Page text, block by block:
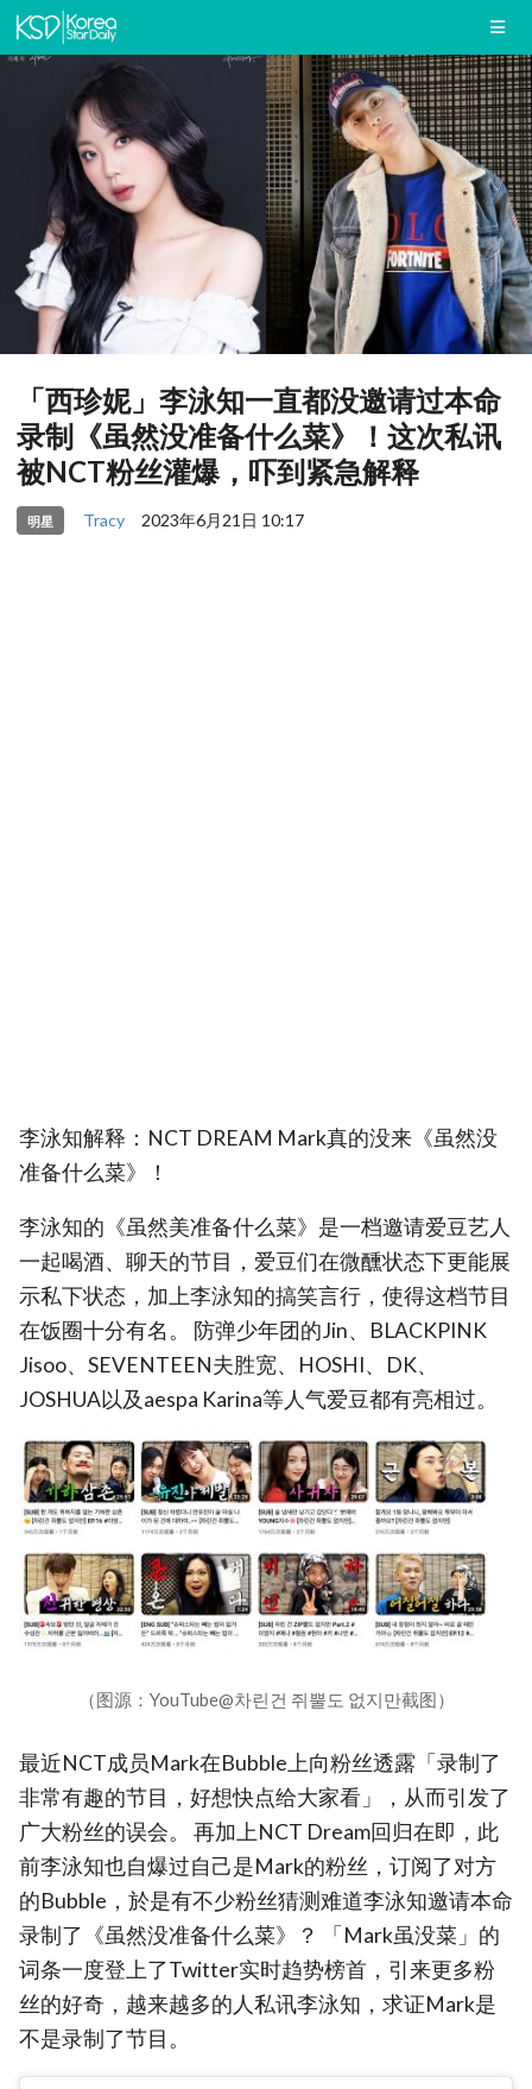
「西珍妮」李泳知一直都没邀请过本命
录制《虽然没准备什么菜》！这次私讯
被NCT粉丝灌爆，吓到紧急解释
明星 Tracy 2023年6月21日 10:17
李泳知解释：NCT DREAM Mark真的没来《虽然没
准备什么菜》！
李泳知的《虽然美准备什么菜》是一档邀请爱豆艺人
一起喝酒、聊天的节目，爱豆们在微醺状态下更能展
示私下状态，加上李泳知的搞笑言行，使得这档节目
在饭圈十分有名。 防弹少年团的Jin、BLACKPINK
Jisoo、SEVENTEEN夫胜宽、HOSHI、DK、
JOSHUA以及aespa Karina等人气爱豆都有亮相过。
（图源：YouTube@차린건 쥐뿔도 없지만截图）
最近NCT成员Mark在Bubble上向粉丝透露「录制了
非常有趣的节目，好想快点给大家看」，从而引发了
广大粉丝的误会。 再加上NCT Dream回归在即，此
前李泳知也自爆过自己是Mark的粉丝，订阅了对方
的Bubble，於是有不少粉丝猜测难道李泳知邀请本命
录制了《虽然没准备什么菜》？ 「Mark虽没菜」的
词条一度登上了Twitter实时趋势榜首，引来更多粉
丝的好奇，越来越多的人私讯李泳知，求证Mark是
不是录制了节目。